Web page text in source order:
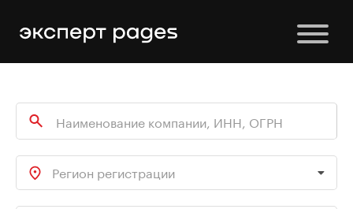
Регион регистрации